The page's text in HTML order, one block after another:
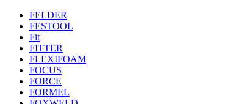
FELDER
FESTOOL
Fit
FITTER
FLEXIFOAM
FOCUS
FORCE
FORMEL